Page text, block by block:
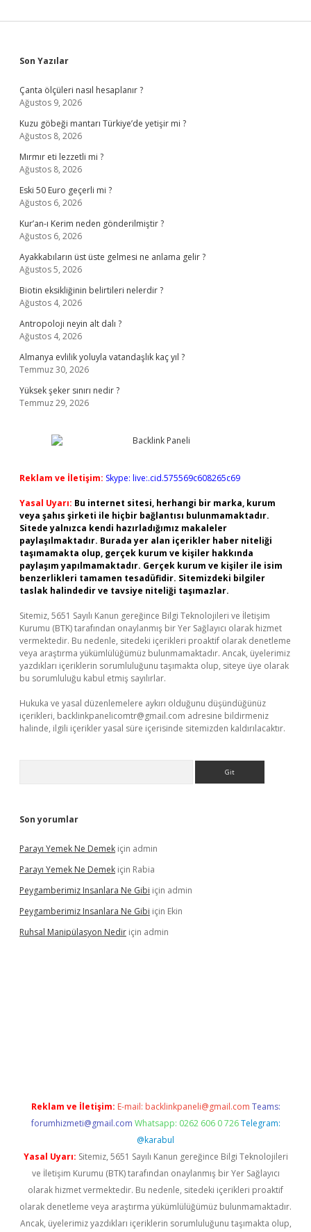
Sidebar
Son Yazılar
Çanta ölçüleri nasıl hesaplanır ?
Ağustos 9, 2026
Kuzu göbeği mantarı Türkiye’de yetişir mi ?
Ağustos 8, 2026
Mırmır eti lezzetli mi ?
Ağustos 8, 2026
Eski 50 Euro geçerli mi ?
Ağustos 6, 2026
Kur’an-ı Kerim neden gönderilmiştir ?
Ağustos 6, 2026
Ayakkabıların üst üste gelmesi ne anlama gelir ?
Ağustos 5, 2026
Biotin eksikliğinin belirtileri nelerdir ?
Ağustos 4, 2026
Antropoloji neyin alt dalı ?
Ağustos 4, 2026
Almanya evlilik yoluyla vatandaşlık kaç yıl ?
Temmuz 30, 2026
Yüksek şeker sınırı nedir ?
Temmuz 29, 2026
Reklam ve İletişim: Skype: live:.cid.575569c608265c69
Yasal Uyarı: Bu internet sitesi, herhangi bir marka, kurum
veya şahıs şirketi ile hiçbir bağlantısı bulunmamaktadır.
Sitede yalnızca kendi hazırladığımız makaleler
paylaşılmaktadır. Burada yer alan içerikler haber niteliği
taşımamakta olup, gerçek kurum ve kişiler hakkında
paylaşım yapılmamaktadır. Gerçek kurum ve kişiler ile isim
benzerlikleri tamamen tesadüfidir. Sitemizdeki bilgiler
taslak halindedir ve tavsiye niteliği taşımazlar.
Sitemiz, 5651 Sayılı Kanun gereğince Bilgi Teknolojileri ve İletişim
Kurumu (BTK) tarafından onaylanmış bir Yer Sağlayıcı olarak hizmet
vermektedir. Bu nedenle, sitedeki içerikleri proaktif olarak denetleme
veya araştırma yükümlülüğümüz bulunmamaktadır. Ancak, üyelerimiz
yazdıkları içeriklerin sorumluluğunu taşımakta olup, siteye üye olarak
bu sorumluluğu kabul etmiş sayılırlar.
Hukuka ve yasal düzenlemelere aykırı olduğunu düşündüğünüz
içerikleri, backlinkpanelicomtr@gmail.com adresine bildirmeniz
halinde, ilgili içerikler yasal süre içerisinde sitemizden kaldırılacaktır.
Son yorumlar
Parayı Yemek Ne Demek için admin
Parayı Yemek Ne Demek için Rabia
Peygamberimiz Insanlara Ne Gibi için admin
Peygamberimiz Insanlara Ne Gibi için Ekin
Ruhsal Manipülasyon Nedir için admin
Reklam ve İletişim: E-mail: backlinkpaneli@gmail.com Teams:
forumhizmeti@gmail.com Whatsapp: 0262 606 0 726 Telegram:
@karabul
Yasal Uyarı: Sitemiz, 5651 Sayılı Kanun gereğince Bilgi Teknolojileri
ve İletişim Kurumu (BTK) tarafından onaylanmış bir Yer Sağlayıcı
olarak hizmet vermektedir. Bu nedenle, sitedeki içerikleri proaktif
olarak denetleme veya araştırma yükümlülüğümüz bulunmamaktadır.
Ancak, üyelerimiz yazdıkları içeriklerin sorumluluğunu taşımakta olup,